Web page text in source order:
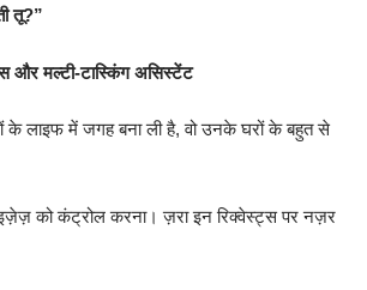
तू?”
और मल्टी-टास्किंग असिस्टेंट
के लाइफ में जगह बना ली है, वो उनके घरों के बहुत से
को कंट्रोल करना। ज़रा इन रिक्वेस्ट्स पर नज़र